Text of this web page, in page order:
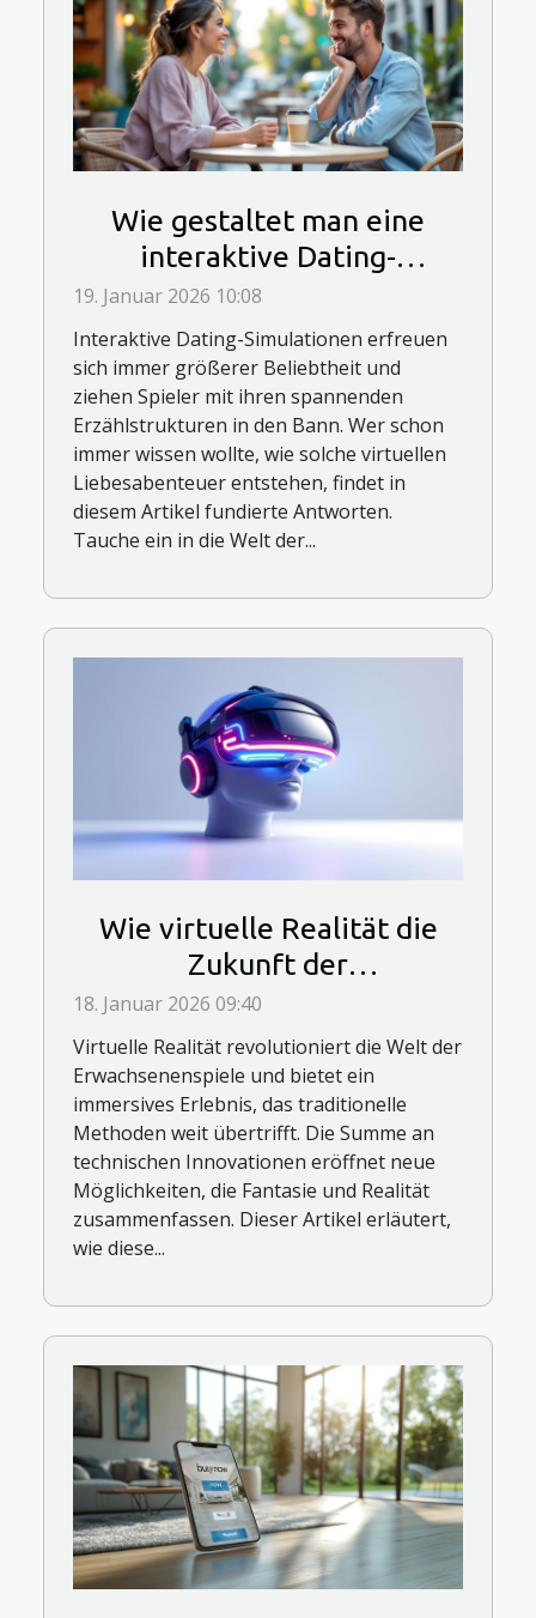
Wie gestaltet man eine
interaktive Dating-
Simulation?
19. Januar 2026 10:08
Interaktive Dating-Simulationen erfreuen
sich immer größerer Beliebtheit und
ziehen Spieler mit ihren spannenden
Erzählstrukturen in den Bann. Wer schon
immer wissen wollte, wie solche virtuellen
Liebesabenteuer entstehen, findet in
diesem Artikel fundierte Antworten.
Tauche ein in die Welt der...
Wie virtuelle Realität die
Zukunft der
Erwachsenenspiele prägt?
18. Januar 2026 09:40
Virtuelle Realität revolutioniert die Welt der
Erwachsenenspiele und bietet ein
immersives Erlebnis, das traditionelle
Methoden weit übertrifft. Die Summe an
technischen Innovationen eröffnet neue
Möglichkeiten, die Fantasie und Realität
zusammenfassen. Dieser Artikel erläutert,
wie diese...